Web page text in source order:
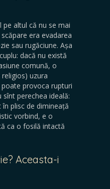
pe altul că nu se mai
era evadarea
sau rugăciune. Așa
dacă nu există
comună, o
uzura
provoca rupturi
sînt perechea ideală:
plisc de dimineață
vorbind, e o
ca o fosilă intactă
Aceasta-i